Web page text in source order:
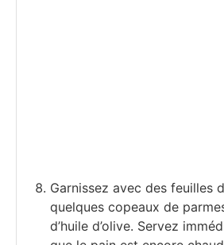
Garnissez avec des feuilles
quelques copeaux de
d’huile d’olive. Servez